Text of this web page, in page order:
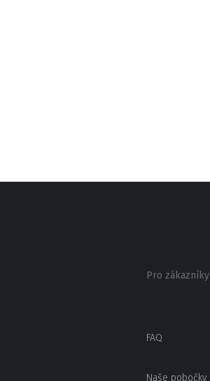
Pro zákazníky
FAQ
Naše pobočky